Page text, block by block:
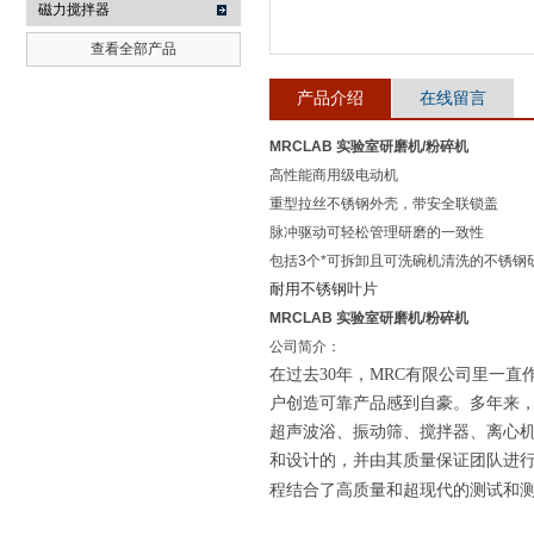
磁力搅拌器
查看全部产品
产品介绍 在线留言
MRCLAB 实验室研磨机/粉碎机
高性能商用级电动机
重型拉丝不锈钢外壳，带安全联锁盖
脉冲驱动可轻松管理研磨的一致性
包括3个*可拆卸且可洗碗机清洗的不锈钢
耐用不锈钢叶片
MRCLAB 实验室研磨机/粉碎机
公司简介：
在过去30年 ， MRC有限公司里一直
户创造可靠产品感到自豪。多年来
超声波浴、振动筛、搅拌器、离心
和设计的，并由其质量保证团队进
程结合了高质量和超现代的测试和